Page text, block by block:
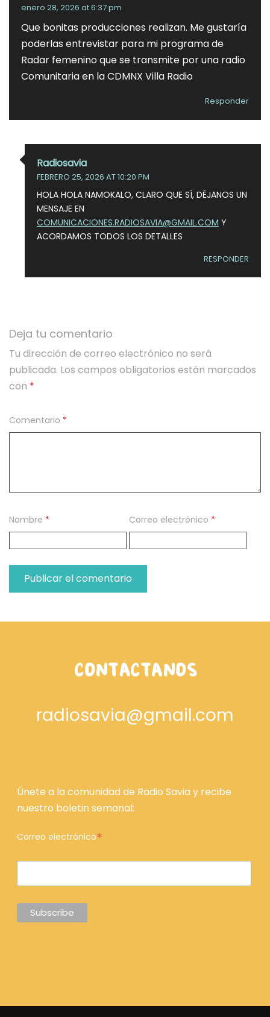
enero 28, 2026 at 6:37 pm
Que bonitas producciones realizan. Me gustaría
poderlas entrevistar para mi programa de
Radar femenino que se transmite por una radio
Comunitaria en la CDMNX Villa Radio
Responder
Radiosavia
FEBRERO 25, 2026 AT 10:20 PM
HOLA HOLA NAMOKALO, CLARO QUE SÍ, DÉJANOS UN
MENSAJE EN
COMUNICACIONES.RADIOSAVIA@GMAIL.COM Y
ACORDAMOS TODOS LOS DETALLES
RESPONDER
Deja tu comentario
Tu dirección de correo electrónico no será
publicada. Los campos obligatorios están marcados
con *
Comentario *
Nombre * Correo electrónico *
CONTÁCTANOS
radiosavia@gmail.com
Únete a la comunidad de Radio Savia y recibe
nuestro boletin semanal:
Correo electrónico*